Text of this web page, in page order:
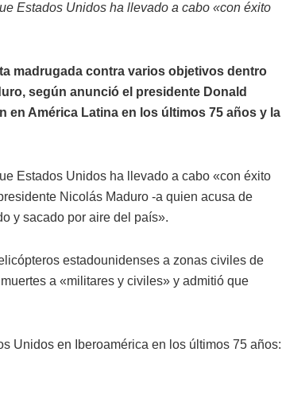
Estados Unidos ha llevado a cabo «con éxito
madrugada contra varios objetivos dentro
según anunció el presidente Donald
en América Latina en los últimos 75 años y la
Estados Unidos ha llevado a cabo «con éxito
Nicolás Maduro -a quien acusa de
y sacado por aire del país».
estadounidenses a zonas civiles de
a «militares y civiles» y admitió que
Unidos en Iberoamérica en los últimos 75 años: